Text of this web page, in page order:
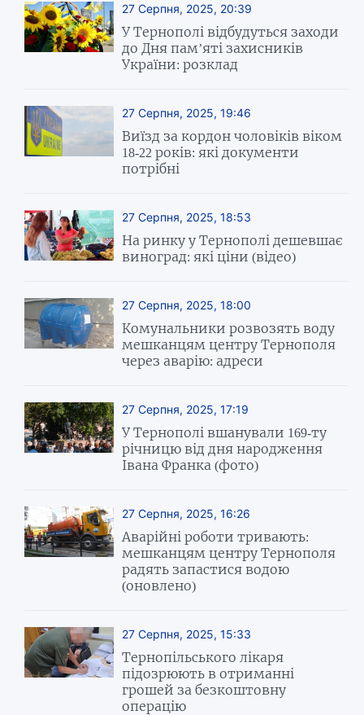
27 Серпня, 2025, 20:39
У Тернополі відбудуться заходи
до Дня пам’яті захисників
України: розклад
27 Серпня, 2025, 19:46
Виїзд за кордон чоловіків віком
18-22 років: які документи
потрібні
27 Серпня, 2025, 18:53
На ринку у Тернополі дешевшає
виноград: які ціни (відео)
27 Серпня, 2025, 18:00
Комунальники розвозять воду
мешканцям центру Тернополя
через аварію: адреси
27 Серпня, 2025, 17:19
У Тернополі вшанували 169-ту
річницю від дня народження
Івана Франка (фото)
27 Серпня, 2025, 16:26
Аварійні роботи тривають:
мешканцям центру Тернополя
радять запастися водою
(оновлено)
27 Серпня, 2025, 15:33
Тернопільського лікаря
підозрюють в отриманні
грошей за безкоштовну
операцію